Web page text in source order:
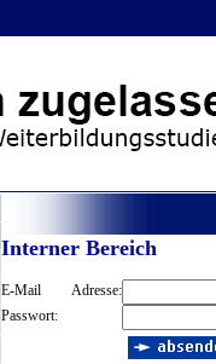
Interner Bereich
E-Mail Adresse:
Passwort: